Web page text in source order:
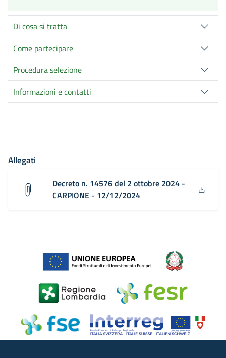
Di cosa si tratta
Come partecipare
Procedura selezione
Informazioni e contatti
Allegati
Decreto n. 14576 del 2 ottobre 2024 -
CARPIONE - 12/12/2024